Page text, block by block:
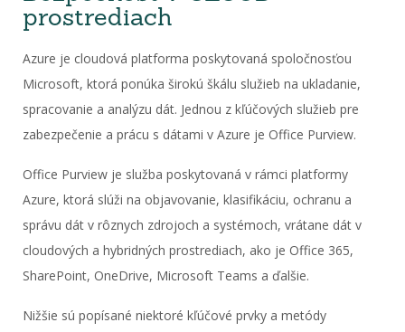
prostrediach
Azure je cloudová platforma poskytovaná spoločnosťou
Microsoft, ktorá ponúka širokú škálu služieb na ukladanie,
spracovanie a analýzu dát. Jednou z kľúčových služieb pre
zabezpečenie a prácu s dátami v Azure je Office Purview.
Office Purview je služba poskytovaná v rámci platformy
Azure, ktorá slúži na objavovanie, klasifikáciu, ochranu a
správu dát v rôznych zdrojoch a systémoch, vrátane dát v
cloudových a hybridných prostrediach, ako je Office 365,
SharePoint, OneDrive, Microsoft Teams a ďalšie.
Nižšie sú popísané niektoré kľúčové prvky a metódy